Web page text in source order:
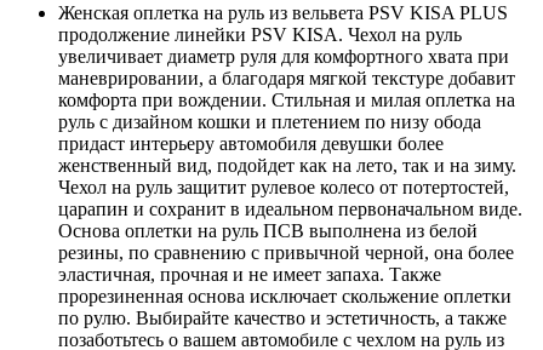
Женская оплетка на руль из вельвета PSV KISA PLUS
продолжение линейки PSV KISA. Чехол на руль
увеличивает диаметр руля для комфортного хвата при
маневрировании, а благодаря мягкой текстуре добавит
комфорта при вождении. Стильная и милая оплетка на
руль с дизайном кошки и плетением по низу обода
придаст интерьеру автомобиля девушки более
женственный вид, подойдет как на лето, так и на зиму.
Чехол на руль защитит рулевое колесо от потертостей,
царапин и сохранит в идеальном первоначальном виде.
Основа оплетки на руль ПСВ выполнена из белой
резины, по сравнению с привычной черной, она более
эластичная, прочная и не имеет запаха. Также
прорезиненная основа исключает скольжение оплетки
по рулю. Выбирайте качество и эстетичность, а также
позаботьтесь о вашем автомобиле с чехлом на руль из